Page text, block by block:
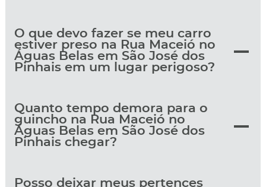
O que devo fazer se meu carro
estiver preso na Rua Maceió no
Águas Belas em São José dos
Pinhais em um lugar perigoso?
Quanto tempo demora para o
guincho na Rua Maceió no
Águas Belas em São José dos
Pinhais chegar?
Posso deixar meus pertences